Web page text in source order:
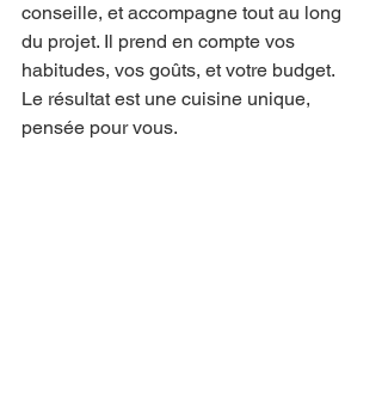
conseille, et accompagne tout au long
du projet. Il prend en compte vos
habitudes, vos goûts, et votre budget.
Le résultat est une cuisine unique,
pensée pour vous.